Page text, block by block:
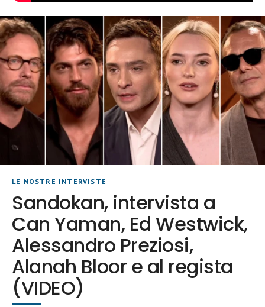
LE NOSTRE INTERVISTE
Sandokan, intervista a
Can Yaman, Ed Westwick,
Alessandro Preziosi,
Alanah Bloor e al regista
(VIDEO)